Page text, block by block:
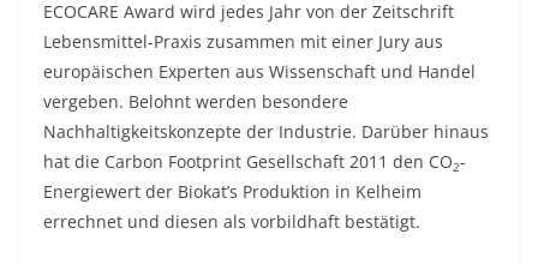
ECOCARE Award wird jedes Jahr von der Zeitschrift
Lebensmittel-Praxis zusammen mit einer Jury aus
europäischen Experten aus Wissenschaft und Handel
vergeben. Belohnt werden besondere
Nachhaltigkeitskonzepte der Industrie. Darüber hinaus
hat die Carbon Footprint Gesellschaft 2011 den CO2-
Energiewert der Biokat’s Produktion in Kelheim
errechnet und diesen als vorbildhaft bestätigt.